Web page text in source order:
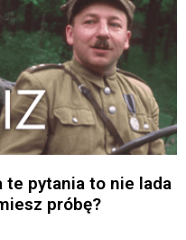
te pytania to nie lada
próbę?